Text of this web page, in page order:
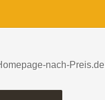
nach-Preis.de